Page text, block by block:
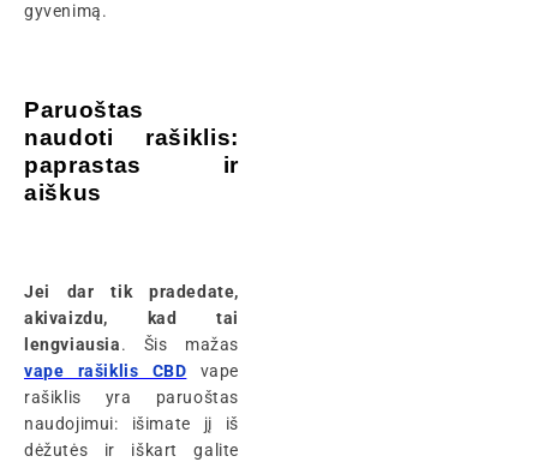
gyvenimą.
Paruoštas
naudoti rašiklis:
paprastas ir
aiškus
Jei dar tik pradedate,
akivaizdu, kad tai
lengviausia. Šis mažas
vape rašiklis CBD vape
rašiklis yra paruoštas
naudojimui: išimate jį iš
dėžutės ir iškart galite